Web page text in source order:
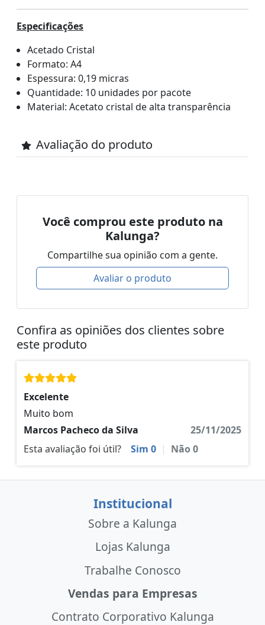
Especificações
Acetado Cristal
Formato: A4
Espessura: 0,19 micras
Quantidade: 10 unidades por pacote
Material: Acetato cristal de alta transparência
Avaliação do produto
Você comprou este produto na
Kalunga?
Compartilhe sua opinião com a gente.
Avaliar o produto
Confira as opiniões dos clientes sobre
este produto
Excelente
Muito bom
Marcos Pacheco da Silva
25/11/2025
Esta avaliação foi útil?
Sim 0 | Não0
Institucional
Sobre a Kalunga
Lojas Kalunga
Trabalhe Conosco
Vendas para Empresas
Contrato Corporativo Kalunga